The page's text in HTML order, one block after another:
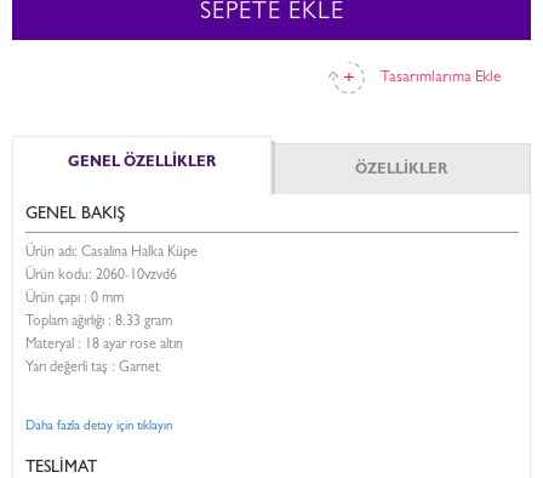
Tasarımlarıma Ekle
SEPETE EKLE
GENEL ÖZELLİKLER ÖZELLİKLER
GENEL BAKIŞ
Ürün adı: Casalina Halka Küpe
Ürün kodu: 2060-10vzvd6
Ürün çapı : 0 mm
Toplam ağırlığı : 8.33 gram
Materyal : 18 ayar rose altın
Yarı değerli taş : Garnet
Daha fazla detay için tıklayın
TESLİMAT